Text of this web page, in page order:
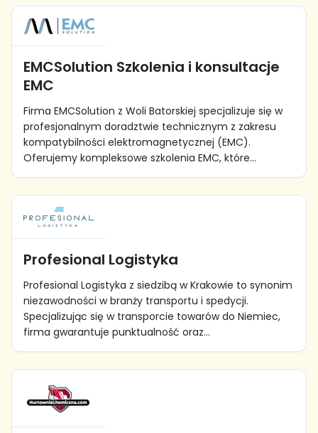
EMCSolution Szkolenia i konsultacje
EMC
Firma EMCSolution z Woli Batorskiej specjalizuje się w
profesjonalnym doradztwie technicznym z zakresu
kompatybilności elektromagnetycznej (EMC).
Oferujemy kompleksowe szkolenia EMC, które...
Profesional Logistyka
Profesional Logistyka z siedzibą w Krakowie to synonim
niezawodności w branży transportu i spedycji.
Specjalizując się w transporcie towarów do Niemiec,
firma gwarantuje punktualność oraz...